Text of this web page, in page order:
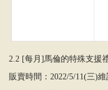
2.2 [每月]馬倫的特殊支援
販賣時間：2022/5/11(三)